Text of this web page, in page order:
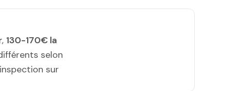
, 130-170€ la
selon
sur